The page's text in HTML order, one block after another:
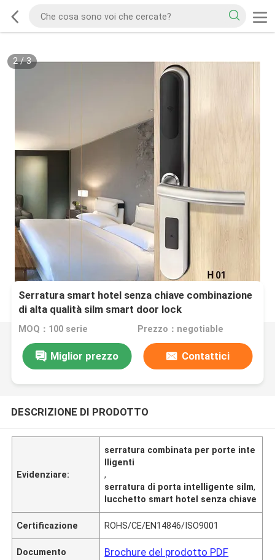
2/3
Serratura smart hotel senza chiave combinazione
di alta qualità silm smart door lock
MOQ：100 serie Prezzo：negotiable
Miglior prezzo Contattici
DESCRIZIONE DI PRODOTTO
Evidenziare:
serratura combinata per porte inte
lligenti
,
serratura di porta intelligente silm,
lucchetto smart hotel senza chiave
Certificazione ROHS/CE/EN14846/ISO9001
Documento Brochure del prodotto PDF